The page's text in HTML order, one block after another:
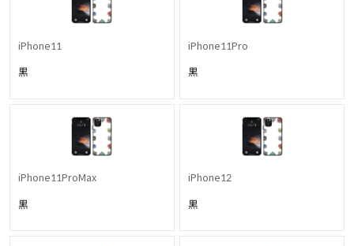
iPhone11
黒
iPhone11Pro
黒
iPhone11ProMax
黒
iPhone12
黒